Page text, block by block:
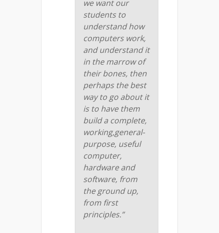
we want our
students to
understand how
computers work,
and understand it
in the marrow of
their bones, then
perhaps the best
way to go about it
is to have them
build a complete,
working,general-
purpose, useful
computer,
hardware and
software, from
the ground up,
from first
principles.”